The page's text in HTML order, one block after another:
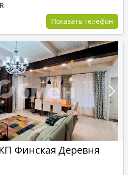
Показать телефон
Финская Деревня